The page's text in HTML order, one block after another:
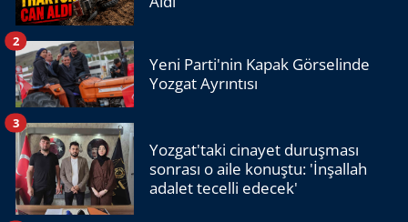
Yeni Parti'nin Kapak Görselinde
Yozgat Ayrıntısı
2
Yozgat'taki cinayet duruşması
sonrası o aile konuştu: 'İnşallah
adalet tecelli edecek'
3